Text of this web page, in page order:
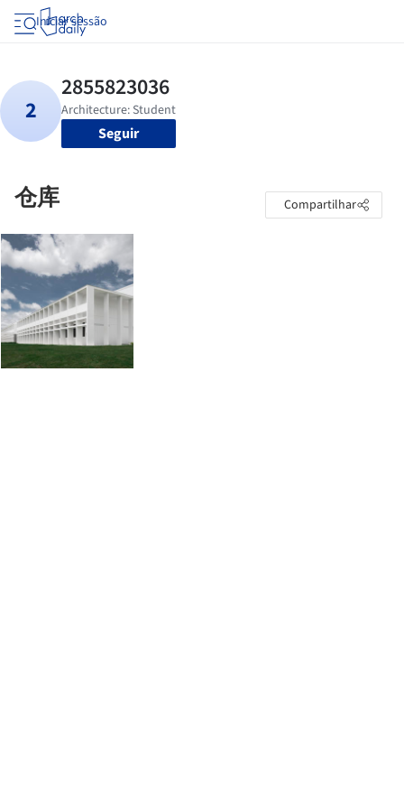
Iniciar sessão
Seguir
仓库 Compartilhar